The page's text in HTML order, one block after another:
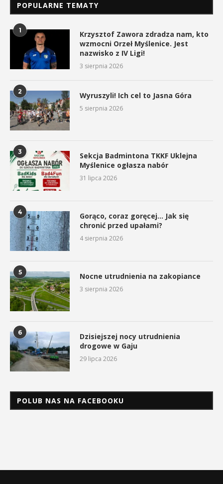
POPULARNE TEMATY
1
Krzysztof Zawora zdradza nam, kto
wzmocni Orzeł Myślenice. Jest
nazwisko z IV Ligi!
3 sierpnia 2026
2 Wyruszyli! Ich cel to Jasna Góra
5 sierpnia 2026
3
Sekcja Badmintona TKKF Uklejna
Myślenice ogłasza nabór
31 lipca 2026
4
Gorąco, coraz goręcej… Jak się
chronić przed upałami?
4 sierpnia 2026
5 Nocne utrudnienia na zakopiance
3 sierpnia 2026
6
Dzisiejszej nocy utrudnienia
drogowe w Gaju
29 lipca 2026
POLUB NAS NA FACEBOOKU